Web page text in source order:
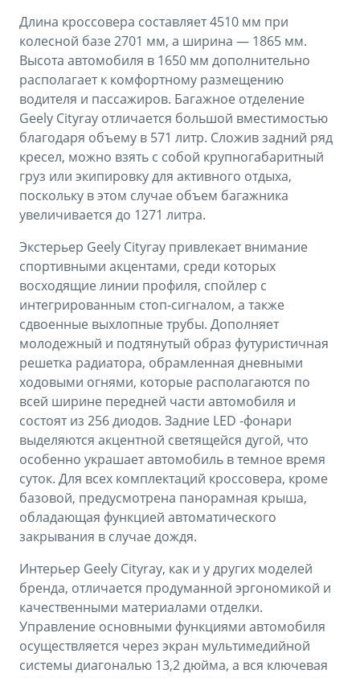
Длина кроссовера составляет 4510 мм при
колесной базе 2701 мм, а ширина — 1865 мм.
Высота автомобиля в 1650 мм дополнительно
располагает к комфортному размещению
водителя и пассажиров. Багажное отделение
Geely Cityray отличается большой вместимостью
благодаря объему в 571 литр. Сложив задний ряд
кресел, можно взять с собой крупногабаритный
груз или экипировку для активного отдыха,
поскольку в этом случае объем багажника
увеличивается до 1271 литра.
Экстерьер Geely Cityray привлекает внимание
спортивными акцентами, среди которых
восходящие линии профиля, спойлер с
интегрированным стоп-сигналом, а также
сдвоенные выхлопные трубы. Дополняет
молодежный и подтянутый образ футуристичная
решетка радиатора, обрамленная дневными
ходовыми огнями, которые располагаются по
всей ширине передней части автомобиля и
состоят из 256 диодов. Задние LED -фонари
выделяются акцентной светящейся дугой, что
особенно украшает автомобиль в темное время
суток. Для всех комплектаций кроссовера, кроме
базовой, предусмотрена панорамная крыша,
обладающая функцией автоматического
закрывания в случае дождя.
Интерьер Geely Cityray, как и у других моделей
бренда, отличается продуманной эргономикой и
качественными материалами отделки.
Управление основными функциями автомобиля
осуществляется через экран мультимедийной
системы диагональю 13,2 дюйма, а вся ключевая